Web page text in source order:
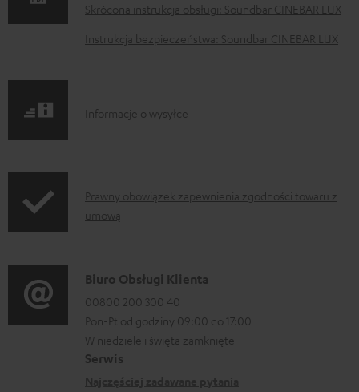
u
m
t
o
p
r
a
n
i
Skrócona instrukcja obsługi: Soundbar CINEBAR LUX
Instrukcja bezpieczeństwa: Soundbar CINEBAR LUX
I
o
r
c
j
e
o
Informacje o wysyłce
I
n
o
r
m
a
c
Prawny obowiązek zapewnienia zgodności towaru z
umową
D
a
n
e
Biuro Obsługi Klienta
00800 200 300 40
Pon-Pt od godziny 09:00 do 17:00
W niedziele i święta zamknięte
Serwis